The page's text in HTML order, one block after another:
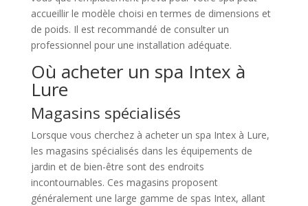
accueillir le modèle choisi en termes de dimensions et
de poids. Il est recommandé de consulter un
professionnel pour une installation adéquate.
Où acheter un spa Intex à
Lure
Magasins spécialisés
Lorsque vous cherchez à acheter un spa Intex à Lure,
les magasins spécialisés dans les équipements de
jardin et de bien-être sont des endroits
incontournables. Ces magasins proposent
généralement une large gamme de spas Intex, allant